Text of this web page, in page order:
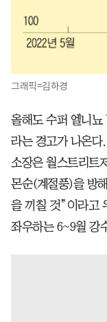
그래픽=김하경
올해도 수퍼 엘니뇨
라는 경고가 나온다
소장은 월스트리트
몬순(계절풍)을 방
을 끼칠 것”이라고
좌우하는 6~9월 강